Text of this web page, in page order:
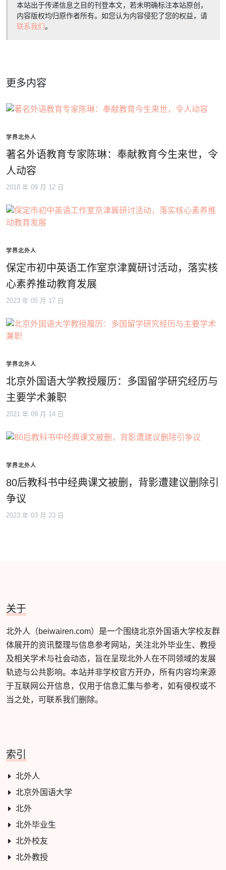
本站出于传递信息之目的刊登本文，若未明确标注本站原创，
内容版权均归原作者所有。如您认为内容侵犯了您的权益，请
联系我们。
更多内容
学界北外人
著名外语教育专家陈琳：奉献教育今生来世，令
人动容
2018 年 09 月 12 日
学界北外人
保定市初中英语工作室京津冀研讨活动，落实核
心素养推动教育发展
2023 年 05 月 17 日
学界北外人
北京外国语大学教授履历：多国留学研究经历与
主要学术兼职
2021 年 09 月 14 日
学界北外人
80后教科书中经典课文被删，背影遭建议删除引
争议
2023 年 03 月 23 日
关于
北外人（beiwairen.com）是一个围绕北京外国语大学校友群
体展开的资讯整理与信息参考网站，关注北外毕业生、教授
及相关学术与社会动态，旨在呈现北外人在不同领域的发展
轨迹与公共影响。本站并非学校官方开办，所有内容均来源
于互联网公开信息，仅用于信息汇集与参考，如有侵权或不
当之处，可联系我们删除。
索引
北外人
北京外国语大学
北外
北外毕业生
北外校友
北外教授